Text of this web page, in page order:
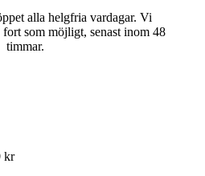
alla helgfria vardagar. Vi
fort som möjligt, senast inom 48
timmar.
kr